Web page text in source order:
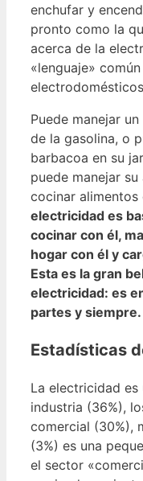
enchufar y
pronto como la
acerca de la
«lenguaje»
Puede manejar
de la gasolina, o
barbacoa en su
puede manejar
cocinar alimentos
electricidad es
cocinar con él,
hogar con él y
Esta es la gran
electricidad: es
partes y siempre.
Estadísticas
La electricidad
industria (36%),
comercial (30%),
(3%) es una
el sector